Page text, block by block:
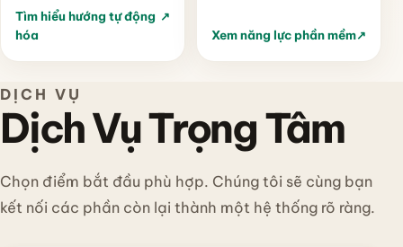
nơi doanh nghiệp cần.
Tìm hiểu hướng tự động
hóa
↗
theo từng giai đoạn.
Xem năng lực phần mềm↗
DỊCH VỤ
Dịch Vụ Trọng Tâm
Chọn điểm bắt đầu phù hợp. Chúng tôi sẽ cùng bạn
kết nối các phần còn lại thành một hệ thống rõ ràng.